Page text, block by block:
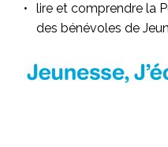
lire et comprendre la
des bénévoles de